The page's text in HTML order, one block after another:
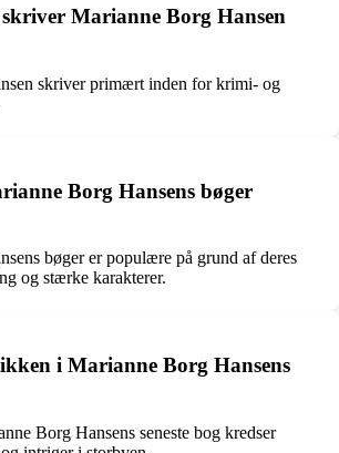
Marianne Borg Hansen
skriver primært inden for krimi- og
Borg Hansens bøger
bøger er populære på grund af deres
og stærke karakterer.
i Marianne Borg Hansens
Borg Hansens seneste bog kredser